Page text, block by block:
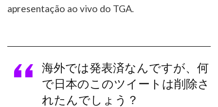
apresentação ao vivo do TGA.
海外では発表済なんですが、何
で日本のこのツイートは削除さ
れたんでしょう？